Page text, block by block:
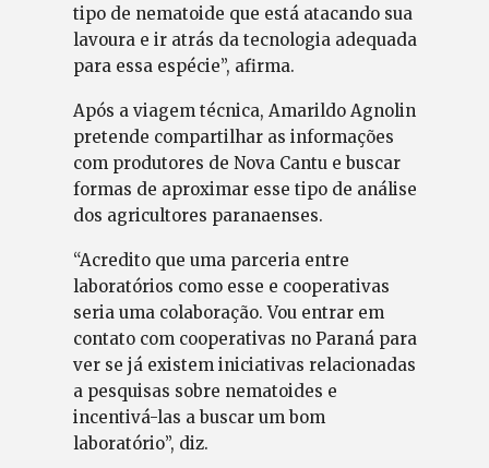
tipo de nematoide que está atacando sua
lavoura e ir atrás da tecnologia adequada
para essa espécie”, afirma.
Após a viagem técnica, Amarildo Agnolin
pretende compartilhar as informações
com produtores de Nova Cantu e buscar
formas de aproximar esse tipo de análise
dos agricultores paranaenses.
“Acredito que uma parceria entre
laboratórios como esse e cooperativas
seria uma colaboração. Vou entrar em
contato com cooperativas no Paraná para
ver se já existem iniciativas relacionadas
a pesquisas sobre nematoides e
incentivá-las a buscar um bom
laboratório”, diz.